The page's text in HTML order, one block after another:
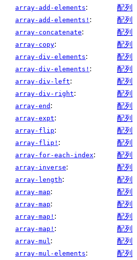
array-add-elements: 配列
array-add-elements! : 配列
array-concatenate: 配列
array-copy: 配列
array-div-elements: 配列
array-div-elements! : 配列
array-div-left: 配列
array-div-right: 配列
array-end : 配列
array-expt: 配列
array-flip: 配列
array-flip! : 配列
array-for-each-index: 配列
array-inverse: 配列
array-length: 配列
array-map: 配列
array-map: 配列
array-map! : 配列
array-map! : 配列
array-mul : 配列
array-mul-elements: 配列